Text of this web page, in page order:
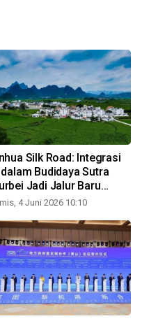
Silk Road: Integrasi
Budidaya Sutra
Jadi Jalur Baru
Kesejahteraan
4 Juni 2026 10:10